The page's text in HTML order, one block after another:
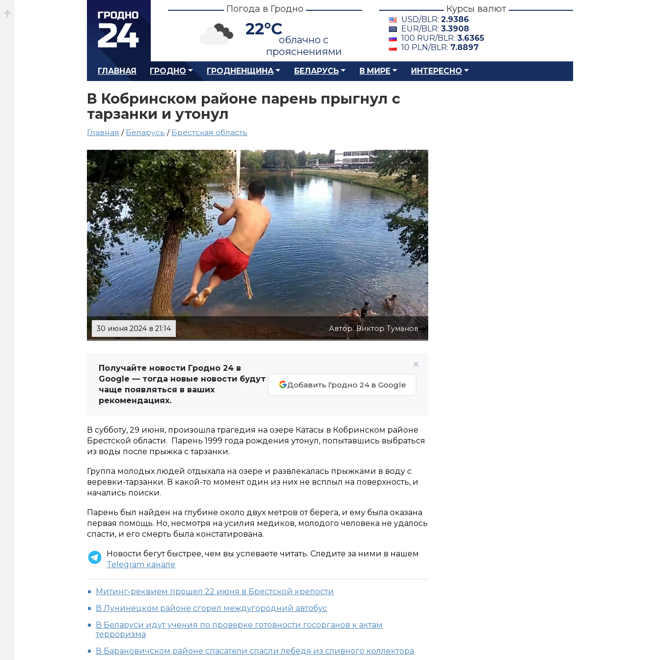
Погода в Гродно
22°C
облачно с
прояснениями
Курсы валют
USD/BLR: 2.9386
EUR/BLR: 3.3908
100 RUR/BLR: 3.6365
10 PLN/BLR: 7.8897
ГЛАВНАЯ ГРОДНО ГРОДНЕНЩИНА БЕЛАРУСЬ В МИРЕ ИНТЕРЕСНО
В Кобринском районе парень прыгнул с
тарзанки и утонул
Главная / Беларусь / Брестская область
30 июня 2024 в 21:14 Автор: Виктор Туманов
Получайте новости Гродно 24 в
Google — тогда новые новости будут
чаще появляться в ваших
рекомендациях.
Добавить Гродно 24 в Google
В субботу, 29 июня, произошла трагедия на озере Катасы в Кобринском районе
Брестской области. Парень 1999 года рождения утонул, попытавшись выбраться
из воды после прыжка с тарзанки.
Группа молодых людей отдыхала на озере и развлекалась прыжками в воду с
веревки-тарзанки. В какой-то момент один из них не всплыл на поверхность, и
начались поиски.
Парень был найден на глубине около двух метров от берега, и ему была оказана
первая помощь. Но, несмотря на усилия медиков, молодого человека не удалось
спасти, и его смерть была констатирована.
Новости бегут быстрее, чем вы успеваете читать. Следите за ними в нашем
Telegram канале
Митинг-реквием прошел 22 июня в Брестской крепости
В Лунинецком районе сгорел междугородний автобус
В Беларуси идут учения по проверке готовности госорганов к актам
терроризма
В Барановичском районе спасатели спасли лебедя из сливного коллектора